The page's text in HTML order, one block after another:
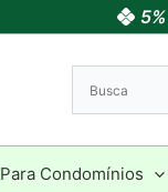
Condomínios